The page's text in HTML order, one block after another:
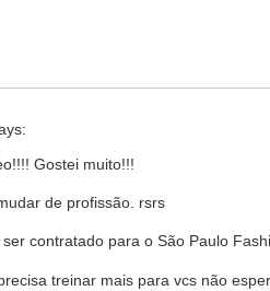
Gostei muito!!!
de profissão. rsrs
contratado para o São Paulo
treinar mais para vcs não